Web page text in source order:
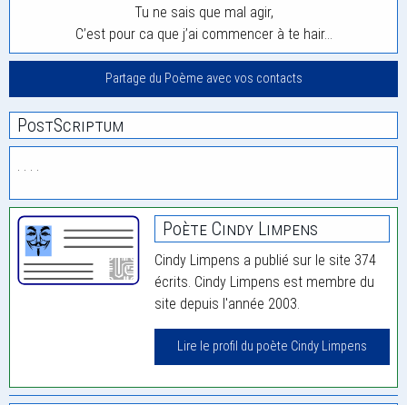
Tu ne sais que mal agir,
C’est pour ca que j’ai commencer à te hair…
Partage du Poème avec vos contacts
PostScriptum
. . . .
Poète Cindy Limpens
Cindy Limpens a publié sur le site 374
écrits. Cindy Limpens est membre du
site depuis l'année 2003.
Lire le profil du poète Cindy Limpens